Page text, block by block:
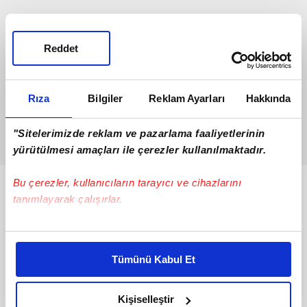
Rıza Bilgiler Reklam Ayarları Hakkında
"Sitelerimizde reklam ve pazarlama faaliyetlerinin
yürütülmesi amaçları ile çerezler kullanılmaktadır.
Bu çerezler, kullanıcıların tarayıcı ve cihazlarını
tanımlayarak çalışırlar.
Bu çerezlere izin vermeniz halinde sizlere özel
daha iyi reklam deneyimi yaşatabiliriz. Bunu yaparken
amacımızın size daha iyi bir reklam deneyimi sunmak
olduğunu ve sizlere en iyi içerikleri sunabilmek adına
Tümünü Kabul Et
Kişiselleştir
Reddet
Bunlar da Var